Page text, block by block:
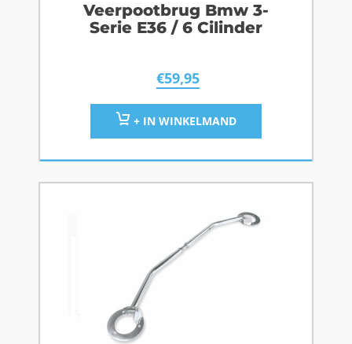
Veerpootbrug Bmw 3-
Serie E36 / 6 Cilinder
€59,95
+ IN WINKELMAND